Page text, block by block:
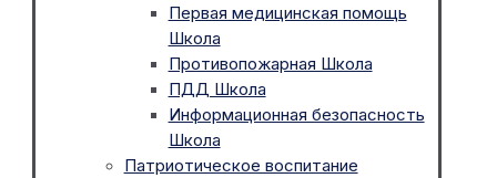
Первая медицинская помощь
Школа
Противопожарная Школа
ПДД Школа
Информационная безопасность
Школа
Патриотическое воспитание